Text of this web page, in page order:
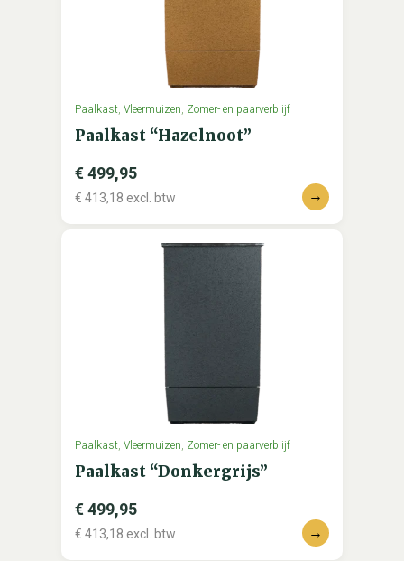
→
Paalkast, Vleermuizen, Zomer- en paarverblijf
Paalkast “Hazelnoot”
€499,95
€413,18excl. btw
→
Paalkast, Vleermuizen, Zomer- en paarverblijf
Paalkast “Donkergrijs”
€499,95
€413,18excl. btw